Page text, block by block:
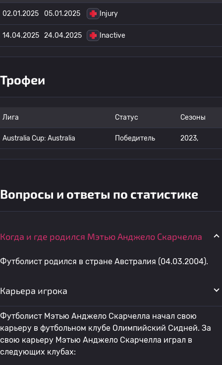
02.01.2025 05.01.2025 Injury
14.04.2025 24.04.2025 Inactive
Трофеи
Лига Статус Сезоны
Australia Cup: Australia Победитель 2023,
Вопросы и ответы по статистике
Когда и где родился Мэтью Анджело Скарчелла
Футболист родился в стране Австралия (04.03.2004).
Карьера игрока
Футболист Мэтью Анджело Скарчелла начал свою
карьеру в футбольном клубе Олимпийский Сидней. За
свою карьеру Мэтью Анджело Скарчелла играл в
следующих клубах: